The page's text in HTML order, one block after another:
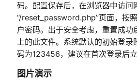
码。配置保存后，在浏览器中访问
“/reset_password.php”页面，按
户密码。出于安全考虑，重置成功
上的此文件。系统默认的初始登录
码为123456，建议在首次登录后立
图片演示